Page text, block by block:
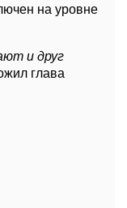
на уровне
и друг
глава